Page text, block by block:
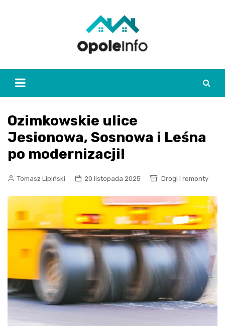
Ozimkowskie ulice
Jesionowa, Sosnowa i Leśna
po modernizacji!
Tomasz Lipiński 20 listopada 2025 Drogi i remonty